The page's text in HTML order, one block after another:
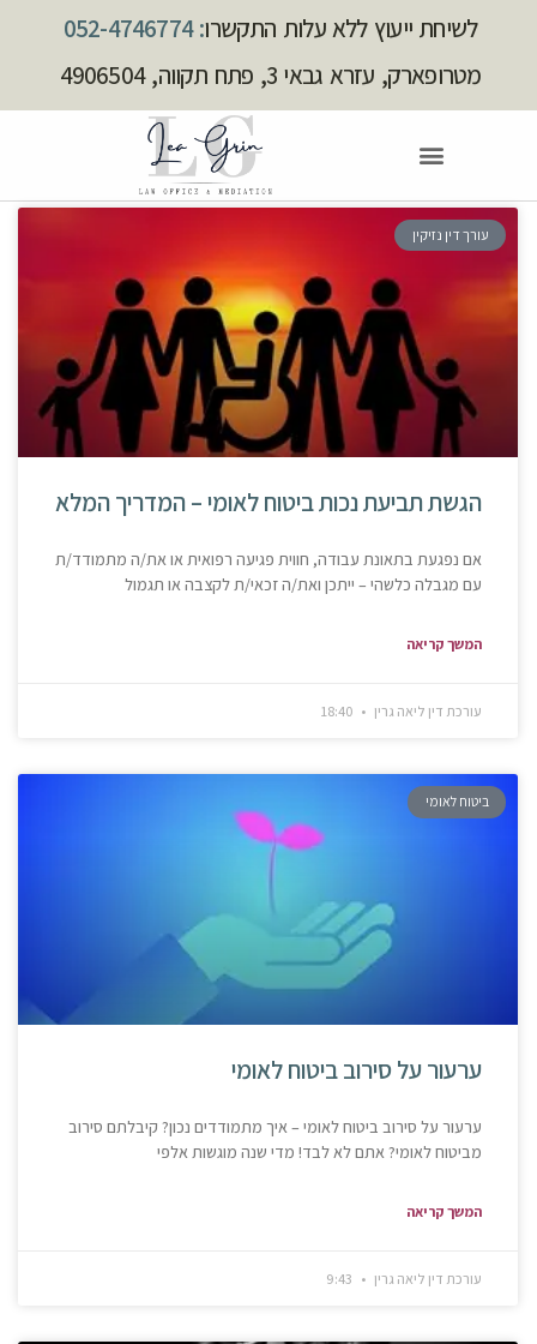
לשיחת ייעוץ ללא עלות התקשרו: 052-4746774
מטרופארק, עזרא גבאי 3, פתח תקווה, 4906504
עורך דין נזיקין
הגשת תביעת נכות ביטוח לאומי – המדריך המלא
אם נפגעת בתאונת עבודה, חווית פגיעה רפואית או את/ה מתמודד/ת
עם מגבלה כלשהי – ייתכן ואת/ה זכאי/ת לקצבה או תגמול
המשך קריאה
עורכת דין ליאה גרין
ביטוח לאומי
ערעור על סירוב ביטוח לאומי
ערעור על סירוב ביטוח לאומי – איך מתמודדים נכון? קיבלתם סירוב
מביטוח לאומי? אתם לא לבד! מדי שנה מוגשות אלפי
המשך קריאה
עורכת דין ליאה גרין